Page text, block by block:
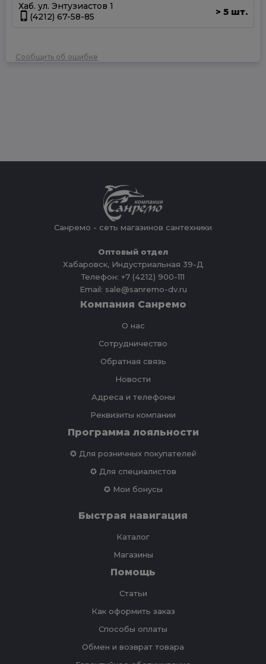
Хаб. ул. Энтузиастов 1
(4212) 67-58-85
> 5 шт.
Сообщить об ошибке
Санремо - сеть магазинов сантехники
Оптовый отдел
Хабаровск, Индустриальная 39-Д
Телефон: +7 (4212) 900-111
Email: sale@sanremo-dv.ru
Компания Санремо
О нас
Сотрудничество
Обратная связь
Новости
Адреса и телефоны
Реквизиты компании
Программа лояльности
✪ Для розничных покупателей
✪ Для специалистов
✪ Мои бонусы
Быстрая навигация
Каталог
Магазины
Помощь
Статьи
Как оформить заказ
Способы оплаты
Обмен и возврат товара